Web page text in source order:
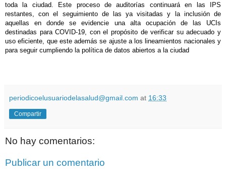
toda la ciudad. Este proceso de auditorías continuará en las IPS
restantes, con el seguimiento de las ya visitadas y la inclusión de
aquellas en donde se evidencie una alta ocupación de las UCIs
destinadas para COVID-19, con el propósito de verificar su adecuado y
uso eficiente, que este además se ajuste a los lineamientos nacionales y
para seguir cumpliendo la política de datos abiertos a la ciudad
periodicoelusuariodelasalud@gmail.com at 16:33
Compartir
No hay comentarios:
Publicar un comentario